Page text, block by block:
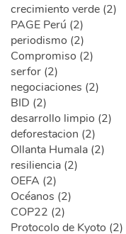
crecimiento verde (2)
PAGE Perú (2)
periodismo (2)
Compromiso (2)
serfor (2)
negociaciones (2)
BID (2)
desarrollo limpio (2)
deforestacion (2)
Ollanta Humala (2)
resiliencia (2)
OEFA (2)
Océanos (2)
COP22 (2)
Protocolo de Kyoto (2)